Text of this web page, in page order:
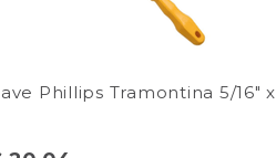
Phillips Tramontina 5/16" x